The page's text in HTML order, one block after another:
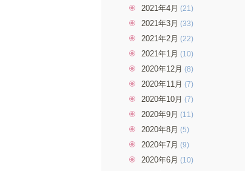
2021年4月 (21)
2021年3月 (33)
2021年2月 (22)
2021年1月 (10)
2020年12月 (8)
2020年11月 (7)
2020年10月 (7)
2020年9月 (11)
2020年8月 (5)
2020年7月 (9)
2020年6月 (10)